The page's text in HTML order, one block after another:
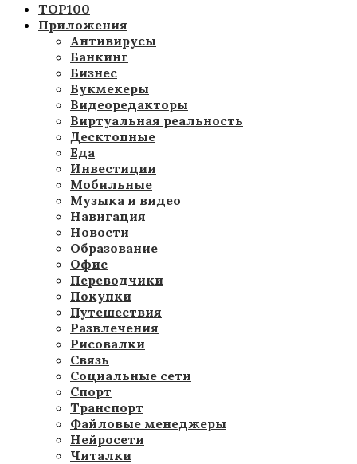
TOP100
Приложения
Антивирусы
Банкинг
Бизнес
Букмекеры
Видеоредакторы
Виртуальная реальность
Десктопные
Еда
Инвестиции
Мобильные
Музыка и видео
Навигация
Новости
Образование
Офис
Переводчики
Покупки
Путешествия
Развлечения
Рисовалки
Связь
Социальные сети
Спорт
Транспорт
Файловые менеджеры
Нейросети
Читалки